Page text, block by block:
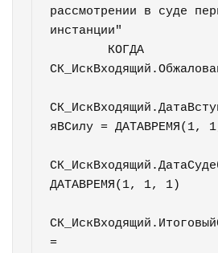
рассмотрении в суде
инстанции"
яВСилу = ДАТАВРЕМЯ(1,
ДАТАВРЕМЯ(1, 1, 1)
=